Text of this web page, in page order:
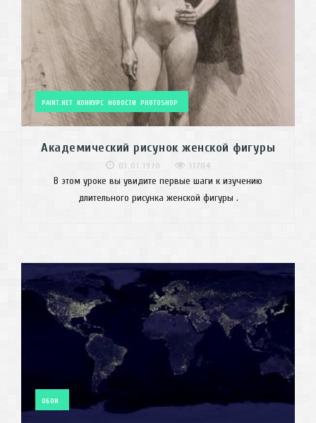
PAINT.NET КОНКУРС НОВОСТИ PHOTOSHOP
Академический рисунок женской фигуры
01.01.1970 11704
В этом уроке вы увидите первые шаги к изучению
длительного рисунка женской фигуры .
ОБОИ